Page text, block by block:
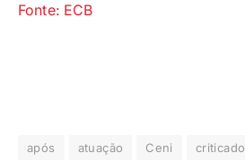
Fonte: ECB
após atuação Ceni criticado